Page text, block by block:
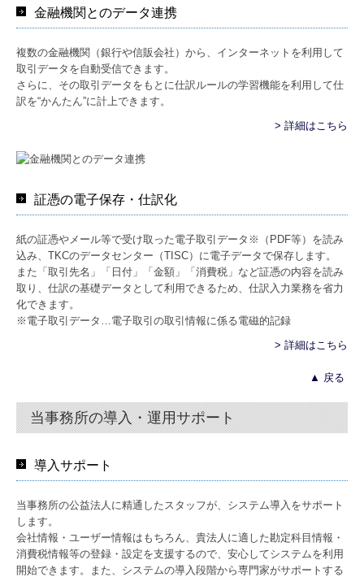
金融機関とのデータ連携
複数の金融機関（銀行や信販会社）から、インターネットを利用して
取引データを自動受信できます。
さらに、その取引データをもとに仕訳ルールの学習機能を利用して仕
訳を“かんたん”に計上できます。
> 詳細はこちら
証憑の電子保存・仕訳化
紙の証憑やメール等で受け取った電子取引データ※（PDF等）を読み
込み、TKCのデータセンター（TISC）に電子データで保存します。
また「取引先名」「日付」「金額」「消費税」など証憑の内容を読み
取り、仕訳の基礎データとして利用できるため、仕訳入力業務を省力
化できます。
※電子取引データ…電子取引の取引情報に係る電磁的記録
> 詳細はこちら
▲ 戻る
当事務所の導入・運用サポート
導入サポート
当事務所の公益法人に精通したスタッフが、システム導入をサポート
します。
会社情報・ユーザー情報はもちろん、貴法人に適した勘定科目情報・
消費税情報等の登録・設定を支援するので、安心してシステムを利用
開始できます。また、システムの導入段階から専門家がサポートする